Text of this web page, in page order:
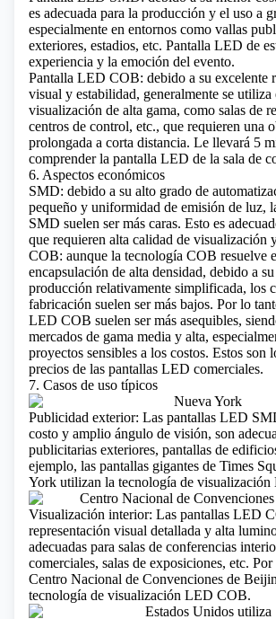
es adecuada para la producción y el uso a
especialmente en entornos como vallas
exteriores, estadios, etc. Pantalla LED de
experiencia y la emoción del evento.
Pantalla LED COB: debido a su excelente
visual y estabilidad, generalmente se utiliza
visualización de alta gama, como salas de
centros de control, etc., que requieren una
prolongada a corta distancia. Le llevará 5
comprender la pantalla LED de la sala de
6. Aspectos económicos
SMD: debido a su alto grado de
pequeño y uniformidad de emisión de luz,
SMD suelen ser más caras. Esto es
que requieren alta calidad de visualización
COB: aunque la tecnología COB resuelve
encapsulación de alta densidad, debido a
producción relativamente simplificada, los
fabricación suelen ser más bajos. Por lo
LED COB suelen ser más asequibles,
mercados de gama media y alta,
proyectos sensibles a los costos. Estos son
precios de las pantallas LED comerciales.
7. Casos de uso típicos
Publicidad exterior: Las pantallas LED
costo y amplio ángulo de visión, son
publicitarias exteriores, pantallas de
ejemplo, las pantallas gigantes de Times
York utilizan la tecnología de
Visualización interior: Las pantallas LED
representación visual detallada y alta
adecuadas para salas de conferencias
comerciales, salas de exposiciones, etc.
Centro Nacional de Convenciones de
tecnología de visualización LED COB.